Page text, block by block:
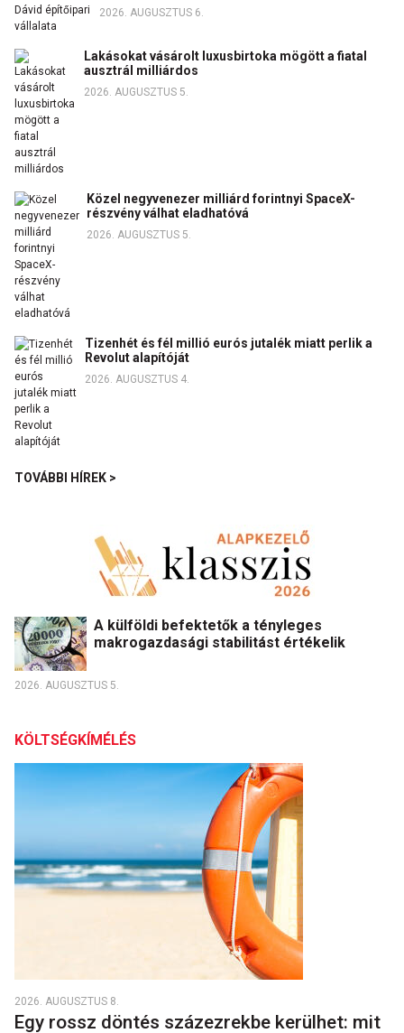
2026. AUGUSZTUS 6.
Lakásokat vásárolt luxusbirtoka mögött a fiatal
ausztrál milliárdos
2026. AUGUSZTUS 5.
Közel negyvenezer milliárd forintnyi SpaceX-
részvény válhat eladhatóvá
2026. AUGUSZTUS 5.
Tizenhét és fél millió eurós jutalék miatt perlik a
Revolut alapítóját
2026. AUGUSZTUS 4.
TOVÁBBI HÍREK >
A külföldi befektetők a tényleges
makrogazdasági stabilitást értékelik
2026. AUGUSZTUS 5.
KÖLTSÉGKÍMÉLÉS
2026. AUGUSZTUS 8.
Egy rossz döntés százezrekbe kerülhet: mit